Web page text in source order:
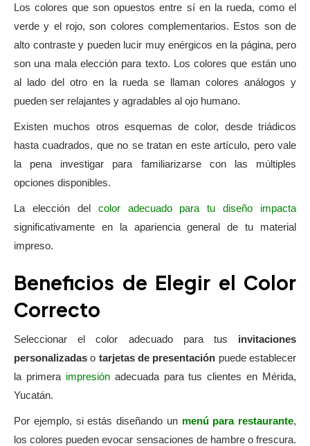
Los colores que son opuestos entre sí en la rueda, como el
verde y el rojo, son colores complementarios. Estos son de
alto contraste y pueden lucir muy enérgicos en la página, pero
son una mala elección para texto. Los colores que están uno
al lado del otro en la rueda se llaman colores análogos y
pueden ser relajantes y agradables al ojo humano.
Existen muchos otros esquemas de color, desde triádicos
hasta cuadrados, que no se tratan en este artículo, pero vale
la pena investigar para familiarizarse con las múltiples
opciones disponibles.
La elección del color adecuado para tu diseño impacta
significativamente en la apariencia general de tu material
impreso.
Beneficios de Elegir el Color
Correcto
Seleccionar el color adecuado para tus invitaciones
personalizadas o tarjetas de presentación puede establecer
la primera impresiónadecuada para tus clientes en Mérida,
Yucatán.
Por ejemplo, si estás diseñando un menú para restaurante,
los colores pueden evocar sensaciones de hambre o frescura.